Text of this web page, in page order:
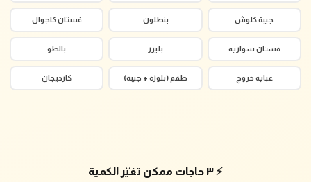
جيبة كلوش بنطلون فستان كاجوال
فستان سواريه بليزر بالطو
عباية خروج طقم (بلوزة + جيبة) كارديجان
⚡ ٣ حاجات ممكن تغيّر الكمية